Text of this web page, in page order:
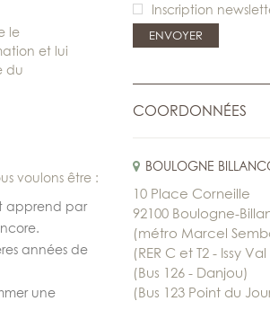
le
et lui
du
voulons être :
apprend par
années de
une
Inscription
COORDONNÉES
BOULOGNE
10 Place Corneille
92100 Boulogne-
(métro Marcel
(RER C et T2 - Issy
(Bus 126 - Danjou)
(Bus 123 Point du